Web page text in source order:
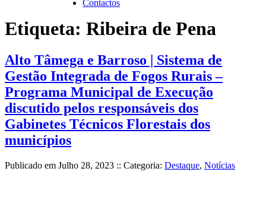
Contactos
Etiqueta: Ribeira de Pena
Alto Tâmega e Barroso | Sistema de
Gestão Integrada de Fogos Rurais –
Programa Municipal de Execução
discutido pelos responsáveis dos
Gabinetes Técnicos Florestais dos
municípios
Publicado em Julho 28, 2023 :: Categoria: Destaque, Notícias